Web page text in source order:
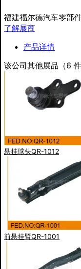
福建福尔德汽车零部
了解展商
产品详情
该公司其他展品（6 件
悬挂球头QR-1012
前悬挂臂QR-1001